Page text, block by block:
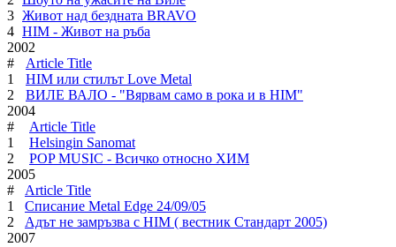
3 Живот над бездната BRAVO
4 HIM - Живот на ръба
2002
#
Article Title
1
HIM или стилът Love Metal
2
ВИЛЕ ВАЛО - "Вярвам само в рока и в HIM"
2004
#
Article Title
1
Helsingin Sanomat
2
POP MUSIC - Всичко относно ХИМ
2005
#
Article Title
1
Списание Metal Edge 24/09/05
2
Адът не замръзва с HIM ( вестник Стандарт 2005)
2007